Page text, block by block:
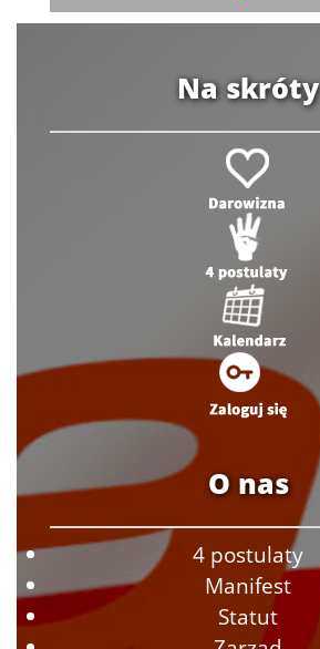
Na skróty
O nas
4 postulaty
Manifest
Statut